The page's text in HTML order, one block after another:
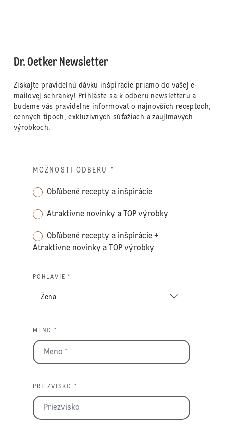
Dr. Oetker Newsletter
Získajte pravidelnú dávku inšpirácie priamo do vašej e-
mailovej schránky! Prihláste sa k odberu newsletteru a
budeme vás pravidelne informovať o najnovších receptoch,
cenných tipoch, exkluzívnych súťažiach a zaujímavých
výrobkoch.
MOŽNOSTI ODBERU *
Obľúbené recepty a inšpirácie
Atraktívne novinky a TOP výrobky
Obľúbené recepty a inšpirácie +
Atraktívne novinky a TOP výrobky
POHLAVIE *
MENO *
PRIEZVISKO *